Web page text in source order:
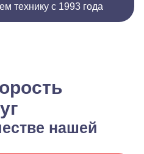
технику с 1993 года
нашей